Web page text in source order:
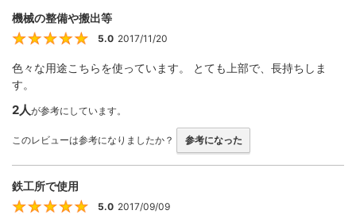
機械の整備や搬出等
5.0 2017/11/20
色々な用途こちらを使っています。 とても上部で、長持ちしま
す。
2人が参考にしています。
このレビューは参考になりましたか？ 参考になった
鉄工所で使用
5
5.0 2017/09/09